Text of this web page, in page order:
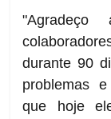
durante 90
problemas
que hoje